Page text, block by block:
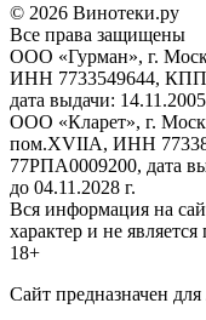
© 2026 Винотеки.ру
Все права защищены
ООО «Гурман», г.
ИНН 7733549644, КПП
дата выдачи:
ООО «Кларет», г.
пом.XVIIA, ИНН
77РПА0009200, дата
до 04.11.2028 г.
Вся информация на
характер и не
18+
Сайт предназначен